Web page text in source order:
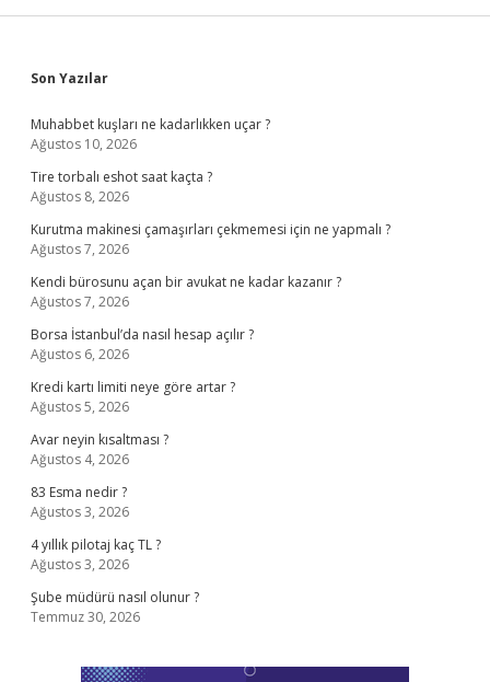
Sidebar
Son Yazılar
Muhabbet kuşları ne kadarlıkken uçar ?
Ağustos 10, 2026
Tire torbalı eshot saat kaçta ?
Ağustos 8, 2026
Kurutma makinesi çamaşırları çekmemesi için ne yapmalı ?
Ağustos 7, 2026
Kendi bürosunu açan bir avukat ne kadar kazanır ?
Ağustos 7, 2026
Borsa İstanbul’da nasıl hesap açılır ?
Ağustos 6, 2026
Kredi kartı limiti neye göre artar ?
Ağustos 5, 2026
Avar neyin kısaltması ?
Ağustos 4, 2026
83 Esma nedir ?
Ağustos 3, 2026
4 yıllık pilotaj kaç TL ?
Ağustos 3, 2026
Şube müdürü nasıl olunur ?
Temmuz 30, 2026